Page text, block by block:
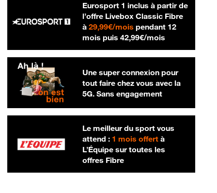
Eurosport 1 inclus à partir de
l’offre Livebox Classic Fibre
à 29,99€/mois29,99 € par mois
pendant 12
mois puis 42,99€/mois42,99 € par
Une super connexion pour
tout faire chez vous avec la
5G. Sans engagement
Le meilleur du sport vous
attend : 1 mois offertà
L’Équipe sur toutes les
offres Fibre